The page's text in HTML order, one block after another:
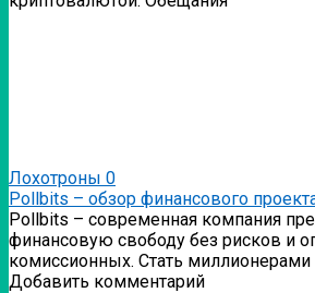
Лохотроны 0
Pollbits – обзор финансового
Pollbits – современная компания
финансовую свободу без рисков и
комиссионных. Стать миллионерами
Добавить комментарий